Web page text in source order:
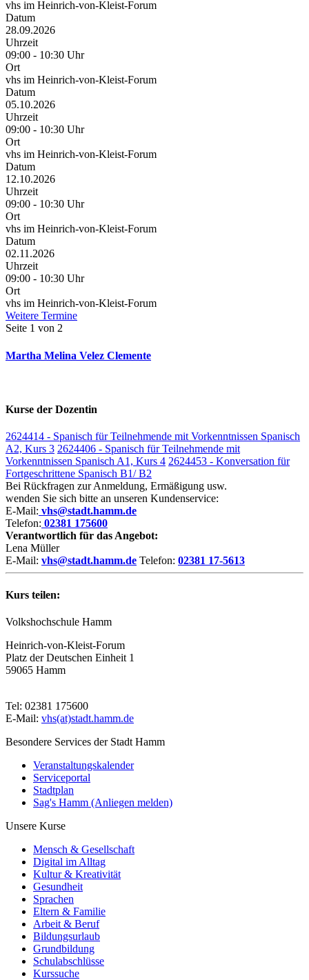
vhs im Heinrich-von-Kleist-Forum
Datum
28.09.2026
Uhrzeit
09:00 - 10:30 Uhr
Ort
vhs im Heinrich-von-Kleist-Forum
Datum
05.10.2026
Uhrzeit
09:00 - 10:30 Uhr
Ort
vhs im Heinrich-von-Kleist-Forum
Datum
12.10.2026
Uhrzeit
09:00 - 10:30 Uhr
Ort
vhs im Heinrich-von-Kleist-Forum
Datum
02.11.2026
Uhrzeit
09:00 - 10:30 Uhr
Ort
vhs im Heinrich-von-Kleist-Forum
Weitere Termine
Seite 1 von 2
Martha Melina Velez Clemente
Kurse der Dozentin
2624414 - Spanisch für Teilnehmende mit Vorkenntnissen Spanisch
A2, Kurs 3 2624406 - Spanisch für Teilnehmende mit
Vorkenntnissen Spanisch A1, Kurs 4 2624453 - Konversation für
Fortgeschrittene Spanisch B1/ B2
Bei Rückfragen zur Anmeldung, Ermäßigung usw.
wenden Sie sich bitte an unseren Kundenservice:
E-Mail: vhs@stadt.hamm.de
Telefon: 02381 175600
Verantwortlich für das Angebot:
Lena Müller
E-Mail: vhs@stadt.hamm.de Telefon: 02381 17-5613
Kurs teilen:
Volkshochschule Hamm
Heinrich-von-Kleist-Forum
Platz der Deutschen Einheit 1
59065 Hamm
Tel: 02381 175600
E-Mail: vhs(at)stadt.hamm.de
Besondere Services der Stadt Hamm
Veranstaltungskalender
Serviceportal
Stadtplan
Sag's Hamm (Anliegen melden)
Unsere Kurse
Mensch & Gesellschaft
Digital im Alltag
Kultur & Kreativität
Gesundheit
Sprachen
Eltern & Familie
Arbeit & Beruf
Bildungsurlaub
Grundbildung
Schulabschlüsse
Kurssuche